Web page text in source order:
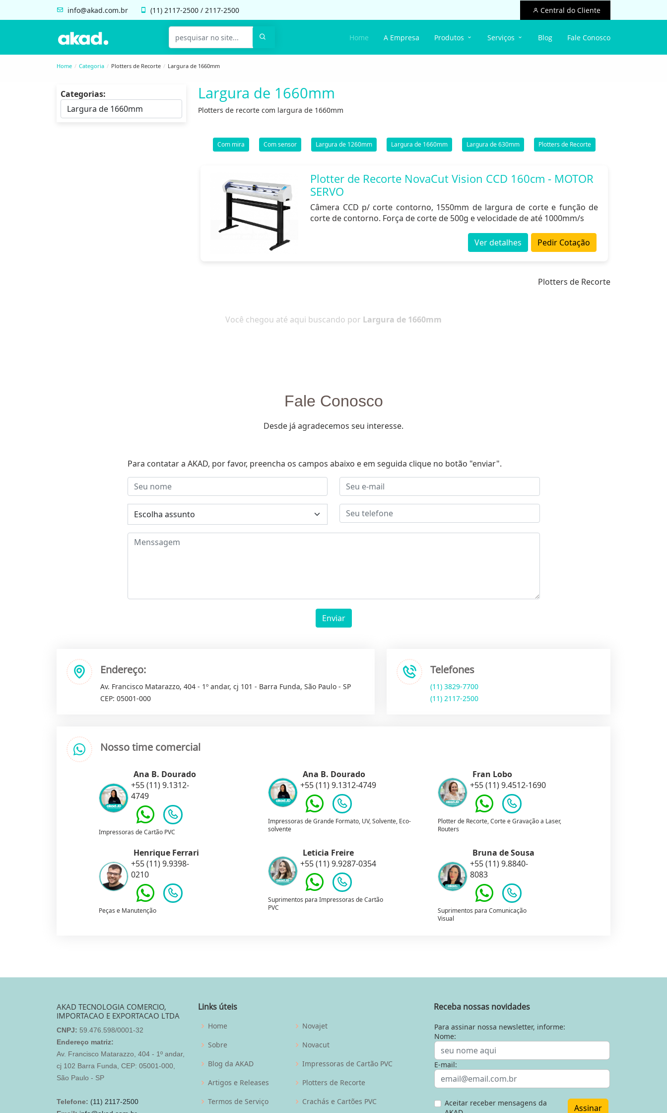
info@akad.com.br (11) 2117-2500 / 2117-2500 Central do Cliente
Home A Empresa Produtos Serviços Blog Fale Conosco
Home Categoria Plotters de Recorte Largura de 1660mm
Categorias: Largura de 1660mm
Plotters de recorte com largura de 1660mm
Com mira Com sensor Largura de 1260mm Largura de 1660mm Largura de 630mm Plotters de Recorte
Plotter de Recorte NovaCut Vision CCD 160cm - MOTOR
SERVO
Câmera CCD p/ corte contorno, 1550mm de largura de corte e função de
corte de contorno. Força de corte de 500g e velocidade de até 1000mm/s
Pedir Cotação
Ver detalhes
Plotters de Recorte
Você chegou até aqui buscando por Largura de 1660mm
Fale Conosco
Desde já agradecemos seu interesse.
Para contatar a AKAD, por favor, preencha os campos abaixo e em seguida clique no botão "enviar".
Enviar
Endereço:
Av. Francisco Matarazzo, 404 - 1º andar, cj 101 - Barra Funda, São Paulo - SP
CEP: 05001-000
Telefones
(11) 3829-7700
(11) 2117-2500
Nosso time comercial
Ana B. Dourado
+55 (11) 9.1312-
4749
Impressoras de Cartão PVC
Ana B. Dourado
+55 (11) 9.1312-4749
Impressoras de Grande Formato, UV, Solvente, Eco-
solvente
Fran Lobo
+55 (11) 9.4512-1690
Plotter de Recorte, Corte e Gravação a Laser,
Routers
Henrique Ferrari
+55 (11) 9.9398-
0210
Peças e Manutenção
Leticia Freire
+55 (11) 9.9287-0354
Suprimentos para Impressoras de Cartão
PVC
Bruna de Sousa
+55 (11) 9.8840-
8083
Suprimentos para Comunicação
Visual
AKAD TECNOLOGIA COMERCIO,
IMPORTACAO E EXPORTACAO LTDA
CNPJ: 59.476.598/0001-32
Endereço matriz:
Av. Francisco Matarazzo, 404 - 1º andar,
cj 102 Barra Funda, CEP: 05001-000,
São Paulo - SP
Telefone: (11) 2117-2500
Links úteis
Home
Sobre
Blog da AKAD
Artigos e Releases
Termos de Serviço
Novajet
Novacut
Impressoras de Cartão PVC
Plotters de Recorte
Crachás e Cartões PVC
Receba nossas novidades
Para assinar nossa newsletter, informe:
Nome:
E-mail:
Aceitar receber mensagens da
Assinar